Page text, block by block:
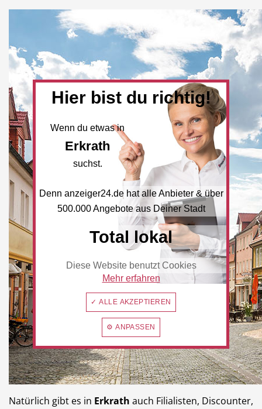
Natürlich gibt es in Erkrath auch Filialisten, Discounter,
Hier bist du richtig!
Wenn du etwas in
Erkrath
suchst.
Denn anzeiger24.de hat alle Anbieter & über
500.000 Angebote aus Deiner Stadt
Total lokal
Diese Website benutzt Cookies
Mehr erfahren
✓ ALLE AKZEPTIEREN
⚙ ANPASSEN